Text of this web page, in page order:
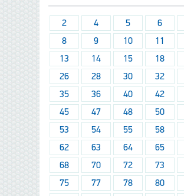
2 4 5 6
8
9 10 11
13
14 15 18
26
28 30 32
35
36 40 42
45
47 48 50
53
54 55 58
62
63 64 65
68
70 72 73
75
77 78 80